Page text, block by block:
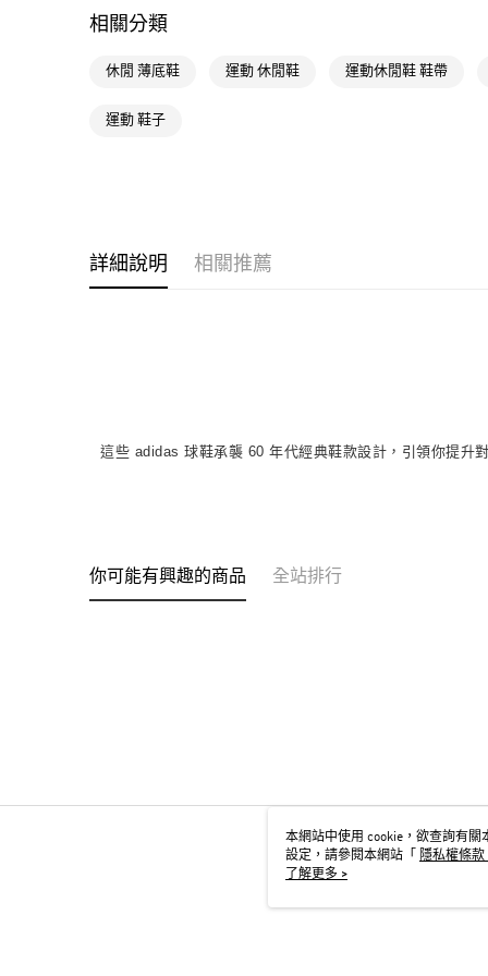
相關分類
休閒 薄底鞋 運動 休閒鞋 運動休閒鞋 鞋帶
運動 鞋子
詳細說明 相關推薦
這些 adidas 球鞋承襲 60 年代經典鞋款設計，引領你提升
你可能有興趣的商品 全站排行
本網站中使用 cookie，欲查詢有關
設定，請參閱本網站「
隱私權條款
用 cookie。
了解更多 >